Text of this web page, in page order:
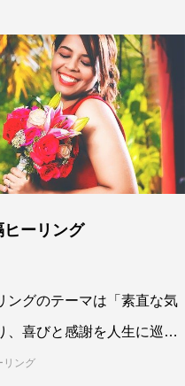
ーリング
ングのテーマは「素直な気
、喜びと感謝を人生に巡ら
きかける」です。参加さ
リング